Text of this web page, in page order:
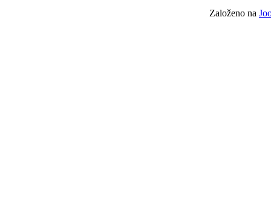
Založeno na